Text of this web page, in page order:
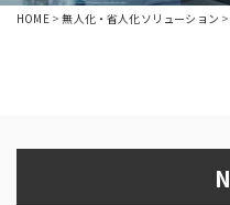
HOME>無人化・省人化ソリューション >